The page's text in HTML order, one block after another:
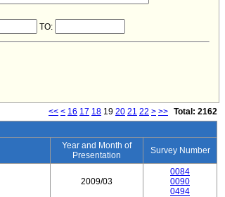
TO:
<< < 16 17 18 19 20 21 22 > >> Total: 2162
Year and Month of
Presentation
Survey Number
2009/03
0084
0090
0494